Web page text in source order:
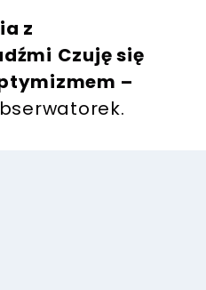
z
Czuję się
–